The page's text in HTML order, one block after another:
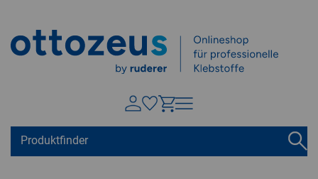
Springen zu
Tastaturkurzbefehle